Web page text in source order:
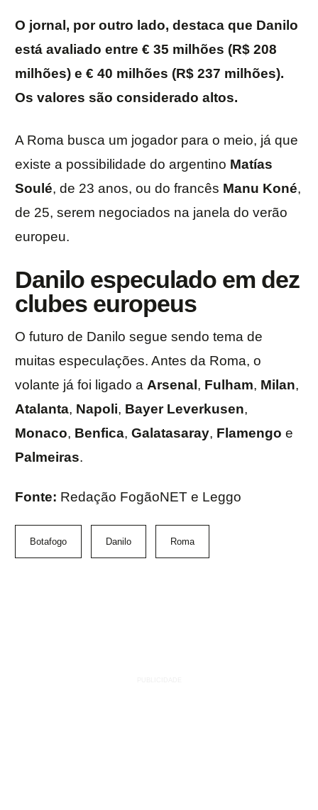
O jornal, por outro lado, destaca que Danilo
está avaliado entre € 35 milhões (R$ 208
milhões) e € 40 milhões (R$ 237 milhões).
Os valores são considerado altos.
A Roma busca um jogador para o meio, já que
existe a possibilidade do argentino Matías
Soulé, de 23 anos, ou do francês Manu Koné,
de 25, serem negociados na janela do verão
europeu.
Danilo especulado em dez
clubes europeus
O futuro de Danilo segue sendo tema de
muitas especulações. Antes da Roma, o
volante já foi ligado a Arsenal , Fulham, Milan,
Atalanta, Napoli, Bayer Leverkusen,
Monaco, Benfica, Galatasaray, Flamengo e
Palmeiras.
Fonte: Redação FogãoNET e Leggo
Botafogo Danilo Roma